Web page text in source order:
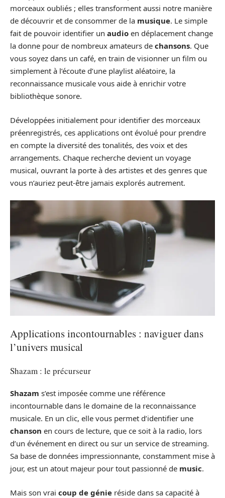
morceaux oubliés ; elles transforment aussi notre manière
de découvrir et de consommer de la musique. Le simple
fait de pouvoir identifier un audio en déplacement change
la donne pour de nombreux amateurs de chansons. Que
vous soyez dans un café, en train de visionner un film ou
simplement à l’écoute d’une playlist aléatoire, la
reconnaissance musicale vous aide à enrichir votre
bibliothèque sonore.
Développées initialement pour identifier des morceaux
préenregistrés, ces applications ont évolué pour prendre
en compte la diversité des tonalités, des voix et des
arrangements. Chaque recherche devient un voyage
musical, ouvrant la porte à des artistes et des genres que
vous n’auriez peut-être jamais explorés autrement.
Applications incontournables : naviguer dans
l’univers musical
Shazam : le précurseur
Shazam s’est imposée comme une référence
incontournable dans le domaine de la reconnaissance
musicale. En un clic, elle vous permet d’identifier une
chanson en cours de lecture, que ce soit à la radio, lors
d’un événement en direct ou sur un service de streaming.
Sa base de données impressionnante, constamment mise à
jour, est un atout majeur pour tout passionné de music.
Mais son vrai coup de génie réside dans sa capacité à